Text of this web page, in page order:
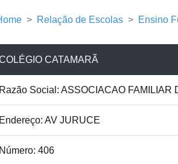
Relação de Escolas Ensino
CATAMARÃ
Razão Social: ASSOCIACAO FAMILIAR
Endereço: AV JURUCE
Número: 406